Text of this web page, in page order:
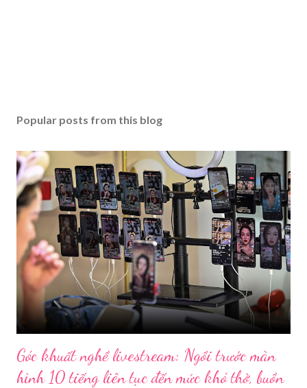
Popular posts from this blog
Góc khuất nghề livestream: Ngồi trước màn
hình 10 tiếng liên tục đến mức khó thở, buồn